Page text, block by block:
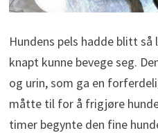
Hundens pels hadde blitt
knapt kunne bevege seg.
og urin, som ga en
måtte til for å frigjøre
timer begynte den fine